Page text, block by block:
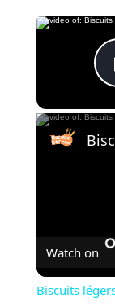
Watch on
Biscuits